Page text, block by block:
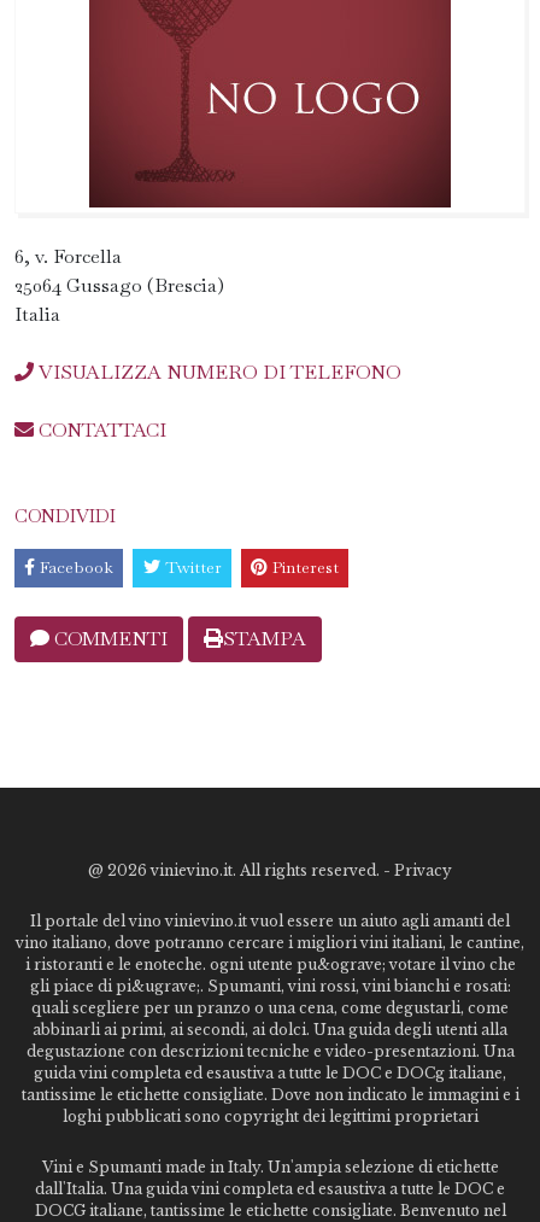
6, v. Forcella
25064 Gussago (Brescia)
Italia
VISUALIZZA NUMERO DI TELEFONO
CONTATTACI
CONDIVIDI
Facebook Twitter Pinterest
COMMENTI STAMPA
@ 2026 vinievino.it. All rights reserved. - Privacy
Il portale del vino vinievino.it vuol essere un aiuto agli amanti del
vino italiano, dove potranno cercare i migliori vini italiani, le cantine,
i ristoranti e le enoteche. ogni utente pu&ograve; votare il vino che
gli piace di pi&ugrave;. Spumanti, vini rossi, vini bianchi e rosati:
quali scegliere per un pranzo o una cena, come degustarli, come
abbinarli ai primi, ai secondi, ai dolci. Una guida degli utenti alla
degustazione con descrizioni tecniche e video-presentazioni. Una
guida vini completa ed esaustiva a tutte le DOC e DOCg italiane,
tantissime le etichette consigliate. Dove non indicato le immagini e i
loghi pubblicati sono copyright dei legittimi proprietari
Vini e Spumanti made in Italy. Un'ampia selezione di etichette
dall'Italia. Una guida vini completa ed esaustiva a tutte le DOC e
DOCG italiane, tantissime le etichette consigliate. Benvenuto nel